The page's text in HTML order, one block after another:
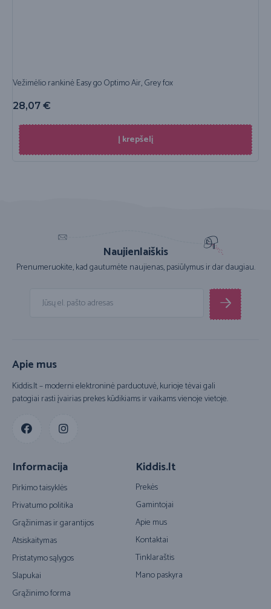
Vežimėlio rankinė Easy go Optimo Air, Grey fox
28,07 €
Į krepšelį
Naujienlaiškis
Prenumeruokite, kad gautumėte naujienas, pasiūlymus ir dar daugiau.
Apie mus
Kiddis.lt – moderni elektroninė parduotuvė, kurioje tėvai gali
patogiai rasti įvairias prekes kūdikiams ir vaikams vienoje vietoje.
Informacija
Pirkimo taisyklės
Privatumo politika
Grąžinimas ir garantijos
Atsiskaitymas
Pristatymo sąlygos
Slapukai
Grąžinimo forma
Kiddis.lt
Prekės
Gamintojai
Apie mus
Kontaktai
Tinklaraštis
Mano paskyra